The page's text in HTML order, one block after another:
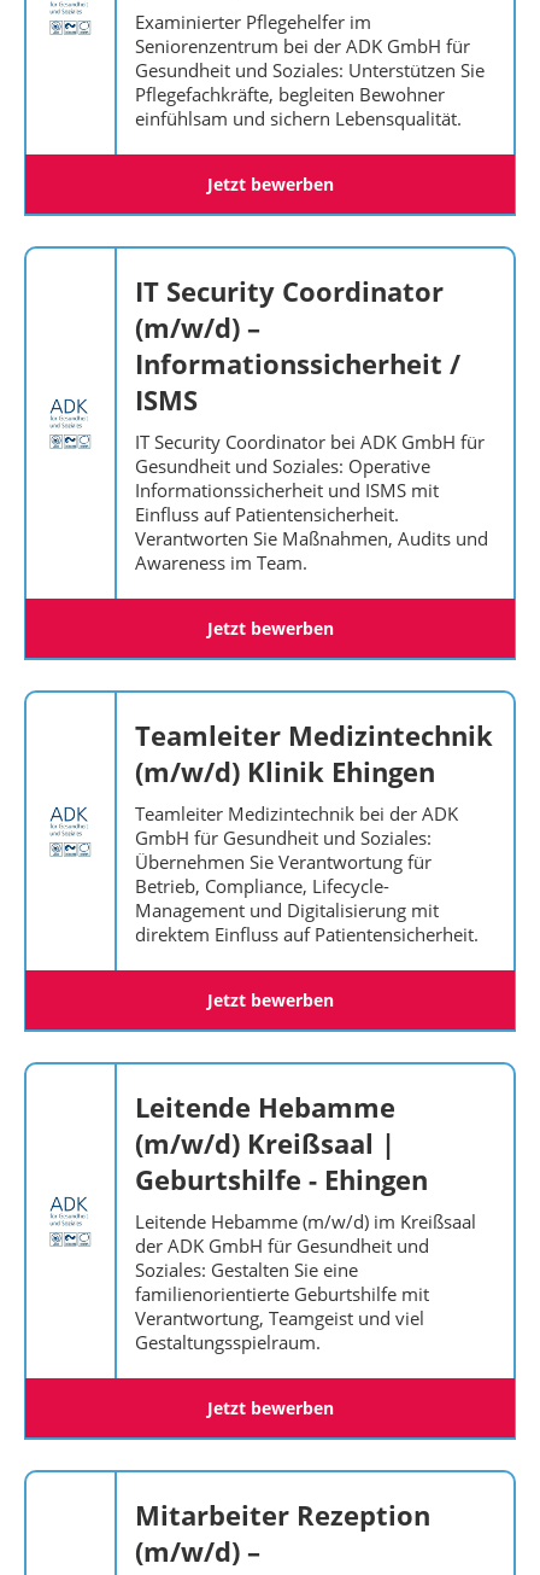
Examinierter Pflegehelfer im
Seniorenzentrum bei der ADK GmbH für
Gesundheit und Soziales: Unterstützen Sie
Pflegefachkräfte, begleiten Bewohner
einfühlsam und sichern Lebensqualität.
Jetzt bewerben
IT Security Coordinator
(m/w/d) –
Informationssicherheit /
ISMS
IT Security Coordinator bei ADK GmbH für
Gesundheit und Soziales: Operative
Informationssicherheit und ISMS mit
Einfluss auf Patientensicherheit.
Verantworten Sie Maßnahmen, Audits und
Awareness im Team.
Jetzt bewerben
Teamleiter Medizintechnik
(m/w/d) Klinik Ehingen
Teamleiter Medizintechnik bei der ADK
GmbH für Gesundheit und Soziales:
Übernehmen Sie Verantwortung für
Betrieb, Compliance, Lifecycle-
Management und Digitalisierung mit
direktem Einfluss auf Patientensicherheit.
Jetzt bewerben
Leitende Hebamme
(m/w/d) Kreißsaal |
Geburtshilfe - Ehingen
Leitende Hebamme (m/w/d) im Kreißsaal
der ADK GmbH für Gesundheit und
Soziales: Gestalten Sie eine
familienorientierte Geburtshilfe mit
Verantwortung, Teamgeist und viel
Gestaltungsspielraum.
Jetzt bewerben
Mitarbeiter Rezeption
(m/w/d) –